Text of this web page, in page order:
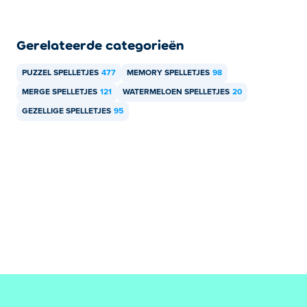
Gerelateerde categorieën
PUZZEL SPELLETJES 477 MEMORY SPELLETJES 98
MERGE SPELLETJES 121 WATERMELOEN SPELLETJES 20
GEZELLIGE SPELLETJES 95